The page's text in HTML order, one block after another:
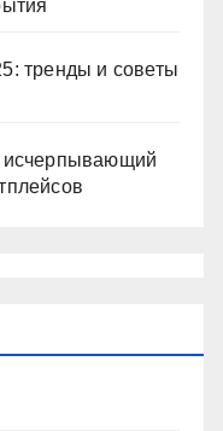
тренды и советы
исчерпывающий